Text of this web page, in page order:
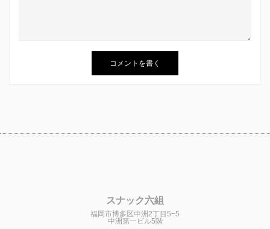
スナック六組
福岡市博多区中洲2丁目5−5
中洲第一ビル5階